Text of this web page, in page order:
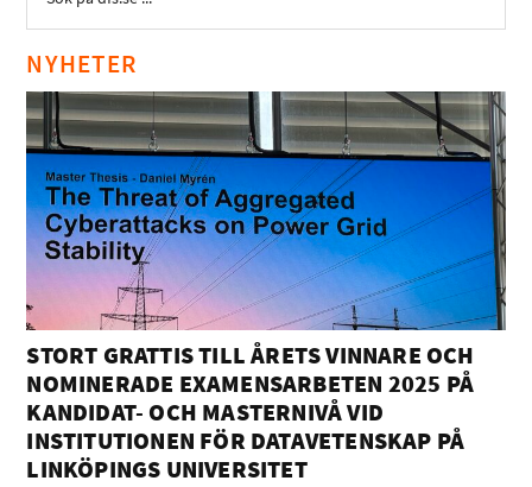
NYHETER
STORT GRATTIS TILL ÅRETS VINNARE OCH
NOMINERADE EXAMENSARBETEN 2025 PÅ
KANDIDAT- OCH MASTERNIVÅ VID
INSTITUTIONEN FÖR DATAVETENSKAP PÅ
LINKÖPINGS UNIVERSITET